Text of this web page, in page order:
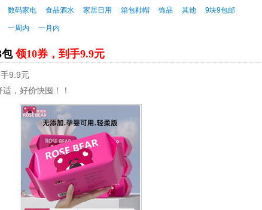
数码家电 食品酒水 家居日用 箱包鞋帽 饰品 其他 9块9包邮
一周内 一月内
包领10券，到手9.9元
9.9元
，好价快囤！！
优惠券+淘宝返利